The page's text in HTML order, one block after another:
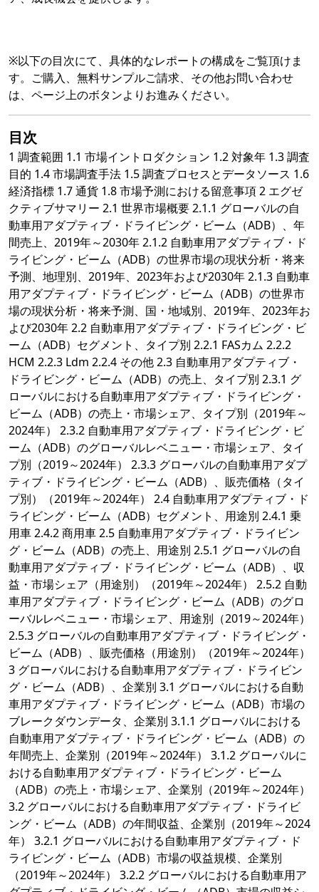
※以下の目次にて、具体的なレポートの構成をご覧頂けま
す。ご購入、無料サンプルご請求、その他お問い合わせ
は、ページ上のボタンよりお進みください。
目次
1 調査範囲 1.1 市場イントロダクション 1.2 対象年 1.3 調査
目的 1.4 市場調査手法 1.5 調査プロセスとデータソース 1.6
経済指標 1.7 通貨 1.8 市場予測における留意事項 2 エグゼ
クティブサマリー 2.1 世界市場概要 2.1.1 グローバルの自
動車用アダプティブ・ドライビング・ビーム（ADB）、年
間売上、2019年～2030年 2.1.2 自動車用アダプティブ・ド
ライビング・ビーム（ADB）の世界市場の現状分析・将来
予測、地理別、2019年、2023年および2030年 2.1.3 自動車
用アダプティブ・ドライビング・ビーム（ADB）の世界市
場の現状分析・将来予測、国・地域別、2019年、2023年お
よび2030年 2.2 自動車用アダプティブ・ドライビング・ビ
ーム（ADB）セグメント、タイプ別 2.2.1 FASカム 2.2.2
HCM 2.2.3 Ldm 2.2.4 その他 2.3 自動車用アダプティブ・
ドライビング・ビーム（ADB）の売上、タイプ別 2.3.1 グ
ローバルにおける自動車用アダプティブ・ドライビング・
ビーム（ADB）の売上・市場シェア、タイプ別（2019年～
2024年） 2.3.2 自動車用アダプティブ・ドライビング・ビ
ーム（ADB）のグローバルレベニュー・市場シェア、タイ
プ別（2019～2024年） 2.3.3 グローバルの自動車用アダプ
ティブ・ドライビング・ビーム（ADB）、販売価格（タイ
プ別）（2019年～2024年） 2.4 自動車用アダプティブ・ド
ライビング・ビーム（ADB）セグメント、用途別 2.4.1 乗
用車 2.4.2 商用車 2.5 自動車用アダプティブ・ドライビン
グ・ビーム（ADB）の売上、用途別 2.5.1 グローバルの自
動車用アダプティブ・ドライビング・ビーム（ADB）、収
益・市場シェア（用途別）（2019年～2024年） 2.5.2 自動
車用アダプティブ・ドライビング・ビーム（ADB）のグロ
ーバルレベニュー・市場シェア、用途別（2019～2024年）
2.5.3 グローバルの自動車用アダプティブ・ドライビング・
ビーム（ADB）、販売価格（用途別）（2019年～2024年）
3 グローバルにおける自動車用アダプティブ・ドライビン
グ・ビーム（ADB）、企業別 3.1 グローバルにおける自動
車用アダプティブ・ドライビング・ビーム（ADB）市場の
ブレークダウンデータ、企業別 3.1.1 グローバルにおける
自動車用アダプティブ・ドライビング・ビーム（ADB）の
年間売上、企業別（2019年～2024年） 3.1.2 グローバルに
おける自動車用アダプティブ・ドライビング・ビーム
（ADB）の売上・市場シェア、企業別（2019年～2024年）
3.2 グローバルにおける自動車用アダプティブ・ドライビ
ング・ビーム（ADB）の年間収益、企業別（2019年～2024
年） 3.2.1 グローバルにおける自動車用アダプティブ・ド
ライビング・ビーム（ADB）市場の収益規模、企業別
（2019年～2024年） 3.2.2 グローバルにおける自動車用ア